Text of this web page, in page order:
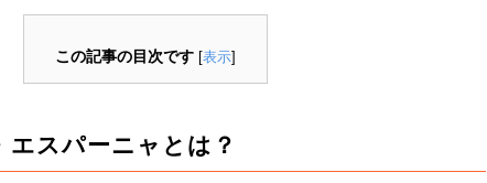
この記事の目次です [表示]
スパーニャとは？